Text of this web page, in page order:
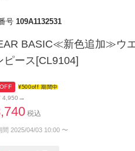
号 109A1132531
BASIC≪新色追加≫ウ
ピース[CL9104]
¥500off 期間中
4,950 →
税込
間 2025/04/03 10:00 〜